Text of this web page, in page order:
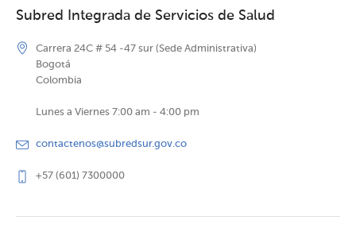
Subred Integrada de Servicios de Salud
Carrera 24C # 54 -47 sur (Sede Administrativa)
Bogotá
Colombia
Lunes a Viernes 7:00 am - 4:00 pm
contactenos@subredsur.gov.co
+57 (601) 7300000